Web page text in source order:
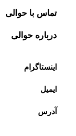
تماس با حوالی
درباره حوالی
اینستاگرام
ایمیل
آدرس